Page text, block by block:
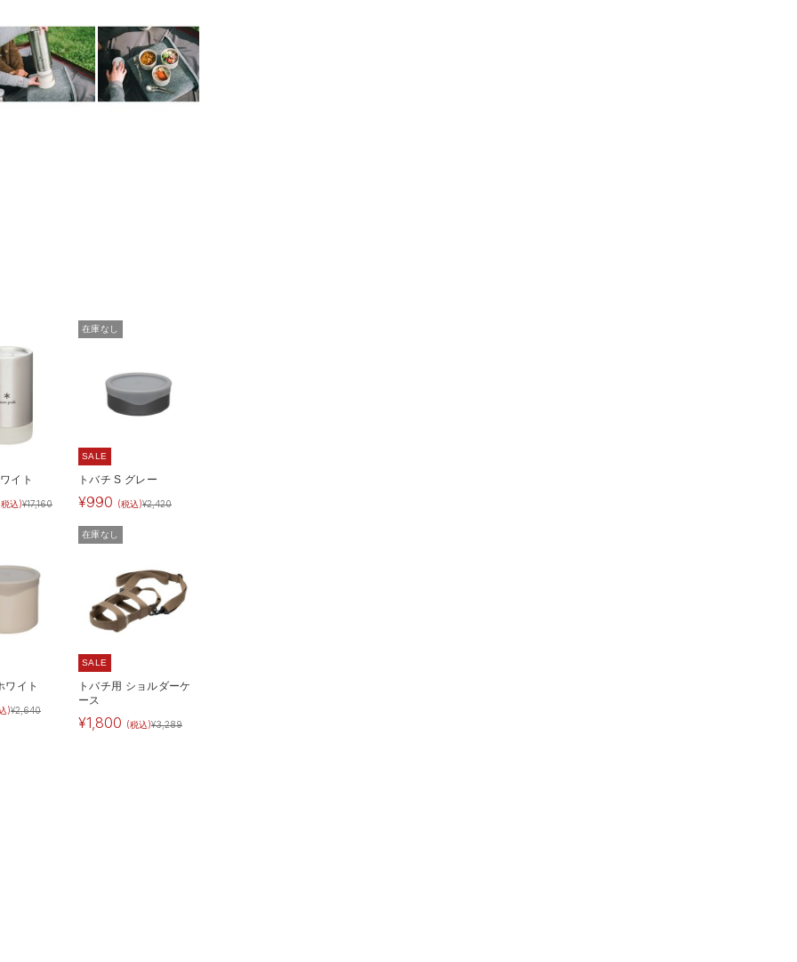
イト
込)¥17,160
在庫なし
SALE
トバチ S グレー
¥990 (税込)¥2,420
ワイト
)¥2,640
在庫なし
SALE
トバチ用 ショルダーケ
ース
¥1,800 (税込)¥3,289